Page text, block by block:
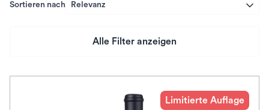
Sortieren nach Relevanz
Alle Filter anzeigen
Limitierte Auflage